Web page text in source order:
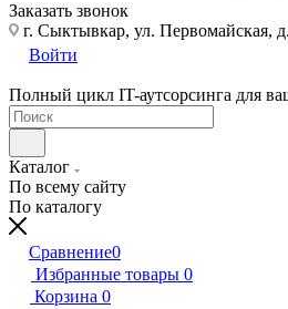
Заказать звонок
г. Сыктывкар, ул. Первомайская,
Войти
Полный цикл IT-аутсорсинга для
Каталог
По всему сайту
По каталогу
Сравнение0
Избранные товары 0
Корзина 0